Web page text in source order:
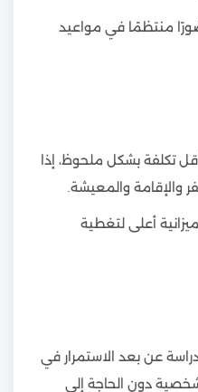
منتظمًا في مواعيد
تكلفة بشكل ملحوظ، إذا
والإقامة والمعيشة.
ميزانية أعلى لتغطية
عن بعد الاستمرار في
دون الحاجة إلى